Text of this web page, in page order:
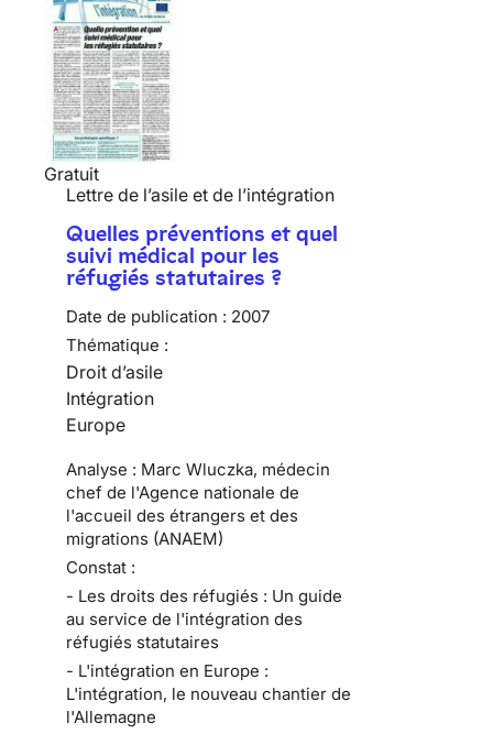
Gratuit
Lettre de l’asile et de l’intégration
Quelles préventions et quel
suivi médical pour les
réfugiés statutaires ?
Date de publication : 2007
Thématique :
Droit d’asile
Intégration
Europe
Analyse : Marc Wluczka, médecin
chef de l'Agence nationale de
l'accueil des étrangers et des
migrations (ANAEM)
Constat :
- Les droits des réfugiés : Un guide
au service de l'intégration des
réfugiés statutaires
- L'intégration en Europe :
L'intégration, le nouveau chantier de
l'Allemagne